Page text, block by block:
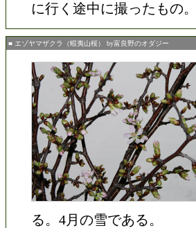
に行く途中に撮ったもの
■ エゾヤマザクラ（蝦夷山桜） by富良野のオダジー
る。4月の雪である。